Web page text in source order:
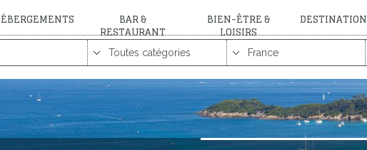
BAR &
RESTAURANT
BIEN-ÊTRE &
LOISIRS